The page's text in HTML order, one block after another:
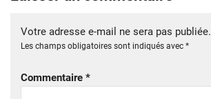
Votre adresse e-mail ne sera pas publiée.
Les champs obligatoires sont indiqués avec *
Commentaire *